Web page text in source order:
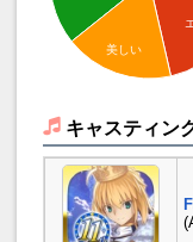
美しい
キャスティン